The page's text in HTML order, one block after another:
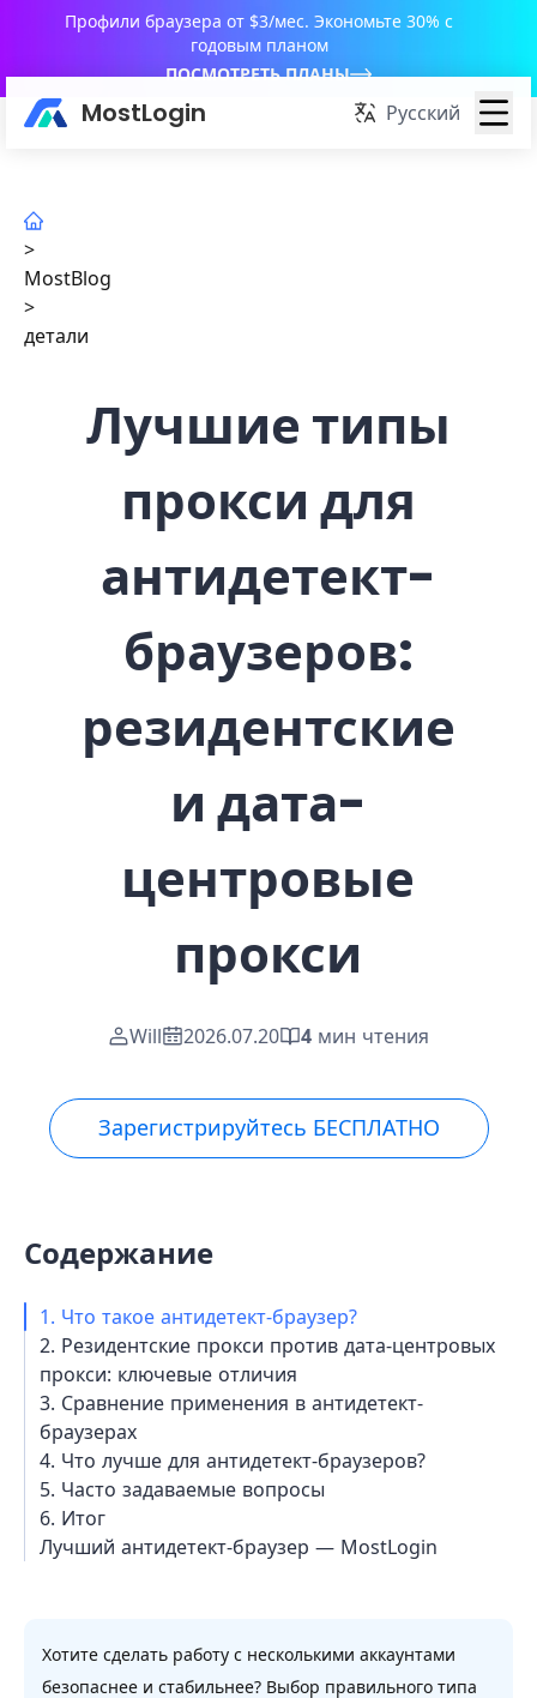
Профили браузера от $3/мес. Экономьте 30% с
годовым планом
ПОСМОТРЕТЬ ПЛАНЫ
MostLogin Русский
>
MostBlog
>
детали
Лучшие типы
прокси для
антидетект-
браузеров:
резидентские
и дата-
центровые
прокси
Will 2026.07.20 4 мин чтения
Зарегистрируйтесь БЕСПЛАТНО
Содержание
1. Что такое антидетект-браузер?
2. Резидентские прокси против дата-центровых
прокси: ключевые отличия
3. Сравнение применения в антидетект-
браузерах
4. Что лучше для антидетект-браузеров?
5. Часто задаваемые вопросы
6. Итог
Лучший антидетект-браузер — MostLogin
Хотите сделать работу с несколькими аккаунтами
безопаснее и стабильнее? Выбор правильного типа